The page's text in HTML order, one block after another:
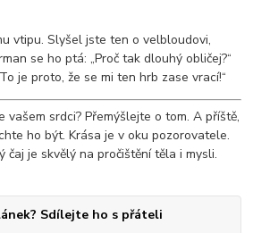
vtipu. Slyšel jste ten o velbloudovi,
se ho ptá: „Proč tak dlouhý obličej?“
je proto, že se mi ten hrb zase vrací!“
vašem srdci? Přemýšlejte o tom. A příště,
ho být. Krása je v oku pozorovatele.
čaj je skvělý na pročištění těla i mysli.
Sdílejte ho s přáteli